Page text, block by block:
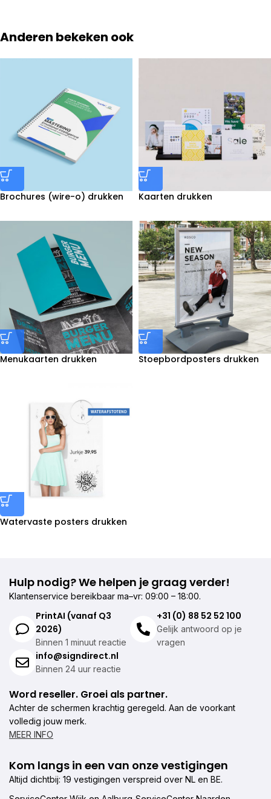
Anderen bekeken ook
Brochures (wire-o) drukken Kaarten drukken
Menukaarten drukken Stoepbordposters drukken
Watervaste posters drukken
Hulp nodig? We helpen je graag verder!
Klantenservice bereikbaar ma–vr: 09:00 – 18:00.
PrintAI (vanaf Q3
2026)
Binnen 1 minuut reactie
+31 (0) 88 52 52 100
Gelijk antwoord op je
vragen
info@signdirect.nl
Binnen 24 uur reactie
Word reseller. Groei als partner.
Achter de schermen krachtig geregeld. Aan de voorkant
volledig jouw merk.
MEER INFO
Kom langs in een van onze vestigingen
Altijd dichtbij: 19 vestigingen verspreid over NL en BE.